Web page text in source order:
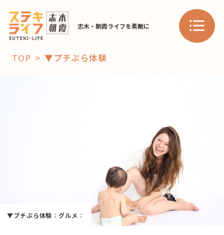
志木・朝霞ライフを素敵に
学び・教育
HAREL HAREL
活用事例
TOP ▼プチぷら体験
▼プチぷら体験 ：グルメ ：